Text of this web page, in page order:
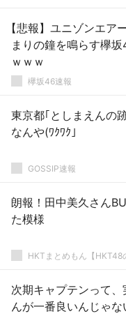
【悲報】ユニゾンエア
まりの鐘を鳴らす欅
ｗｗｗ
欅坂46速報
東京都｢としまえんの
なんや(ﾜｸﾜｸ｣
GOSSIP速報
朗報！田中美久さん
た模様
HKTまとめもん【HKT48
次期キャプテンって
んが一番良いんじゃな